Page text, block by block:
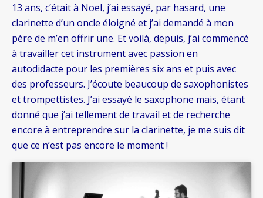
13 ans, c’était à Noel, j’ai essayé, par hasard, une
clarinette d’un oncle éloigné et j’ai demandé à mon
père de m’en offrir une. Et voilà, depuis, j’ai commencé
à travailler cet instrument avec passion en
autodidacte pour les premières six ans et puis avec
des professeurs. J’écoute beaucoup de saxophonistes
et trompettistes. J’ai essayé le saxophone mais, étant
donné que j’ai tellement de travail et de recherche
encore à entreprendre sur la clarinette, je me suis dit
que ce n’est pas encore le moment !